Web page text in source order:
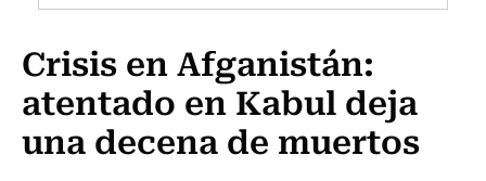
Programas Radio y TV Usach
Crisis en Afganistán:
atentado en Kabul deja
una decena de muertos